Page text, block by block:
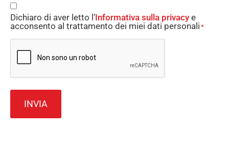
Consent
*
Dichiaro di aver letto l’Informativa sulla privacy e
acconsento al trattamento dei miei dati personali *
CAPTCHA